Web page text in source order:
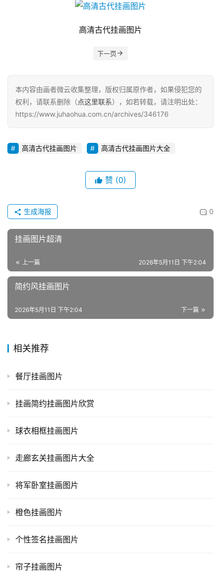
高清古代挂画图片
下一页
本内容由画者微云收集整理，版权归属原作者，如果侵犯您的
权利，请联系删除（点这里联系），如若转载，请注明出处：
https://www.juhaohua.com.cn/archives/346176
高清古代挂画图片 高清古代挂画图片大全
赞 (0)
0
生成海报
挂画图片超清
上一篇 2026年5月11日 下午2:04
简约风挂画图片
下一篇
2026年5月11日 下午2:04
相关推荐
餐厅挂画图片
挂画简约挂画图片欣赏
球衣相框挂画图片
走廊玄关挂画图片大全
将军卧室挂画图片
橙色挂画图片
个性签名挂画图片
帘子挂画图片